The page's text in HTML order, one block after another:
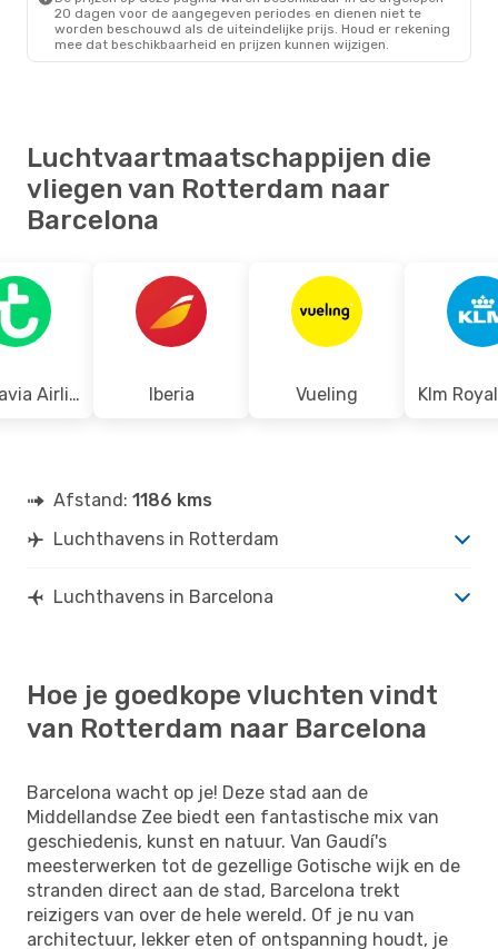
Wo 14 Okt.- Do 15 Okt.
Transavia Airlines
Direct
RTM- BCN
20 dagen voor de aangegeven periodes en dienen niet te
worden beschouwd als de uiteindelijke prijs. Houd er rekening
mee dat beschikbaarheid en prijzen kunnen wijzigen.
Luchtvaartmaatschappijen die
vliegen van Rotterdam naar
Barcelona
Transavia Airlines Iberia Vueling
Afstand: 1186 kms
Luchthavens in Rotterdam
Luchthavens in Barcelona
Hoe je goedkope vluchten vindt
van Rotterdam naar Barcelona
Barcelona wacht op je! Deze stad aan de
Middellandse Zee biedt een fantastische mix van
geschiedenis, kunst en natuur. Van Gaudí's
meesterwerken tot de gezellige Gotische wijk en de
stranden direct aan de stad, Barcelona trekt
reizigers van over de hele wereld. Of je nu van
architectuur, lekker eten of ontspanning houdt, je